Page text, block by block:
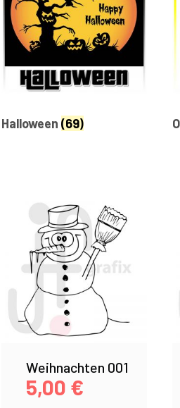
Halloween (69)
Weihnachten 001
5,00 €